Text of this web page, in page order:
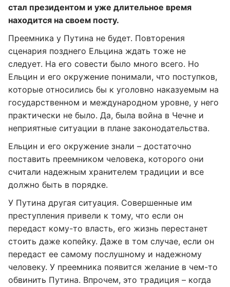
стал президентом и уже длительное время
находится на своем посту.
Преемника у Путина не будет. Повторения
сценария позднего Ельцина ждать тоже не
следует. На его совести было много всего. Но
Ельцин и его окружение понимали, что поступков,
которые относились бы к уголовно наказуемым на
государственном и международном уровне, у него
практически не было. Да, была война в Чечне и
неприятные ситуации в плане законодательства.
Ельцин и его окружение знали – достаточно
поставить преемником человека, которого они
считали надежным хранителем традиции и все
должно быть в порядке.
У Путина другая ситуация. Совершенные им
преступления привели к тому, что если он
передаст кому-то власть, его жизнь перестанет
стоить даже копейку. Даже в том случае, если он
передаст ее самому послушному и надежному
человеку. У преемника появится желание в чем-то
обвинить Путина. Впрочем, это традиция – когда